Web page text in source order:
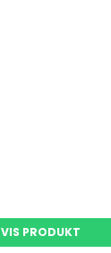
VIS PRODUKT